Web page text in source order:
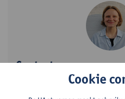
Contact
Cookie